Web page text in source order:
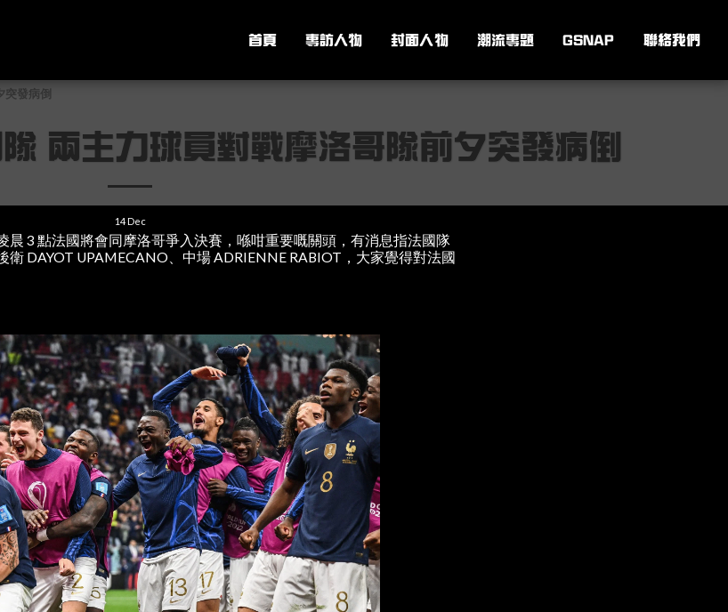
首頁 專訪人物 封面人物 潮流專題 GSNAP 聯絡我們
突發病倒
兩主力球員對戰摩洛哥隊前夕突發病倒
14Dec
晨 3 點法國將會同摩洛哥爭入決賽，喺咁重要嘅關頭，有消息指法國隊
DAYOT UPAMECANO、中場 ADRIENNE RABIOT，大家覺得對法國